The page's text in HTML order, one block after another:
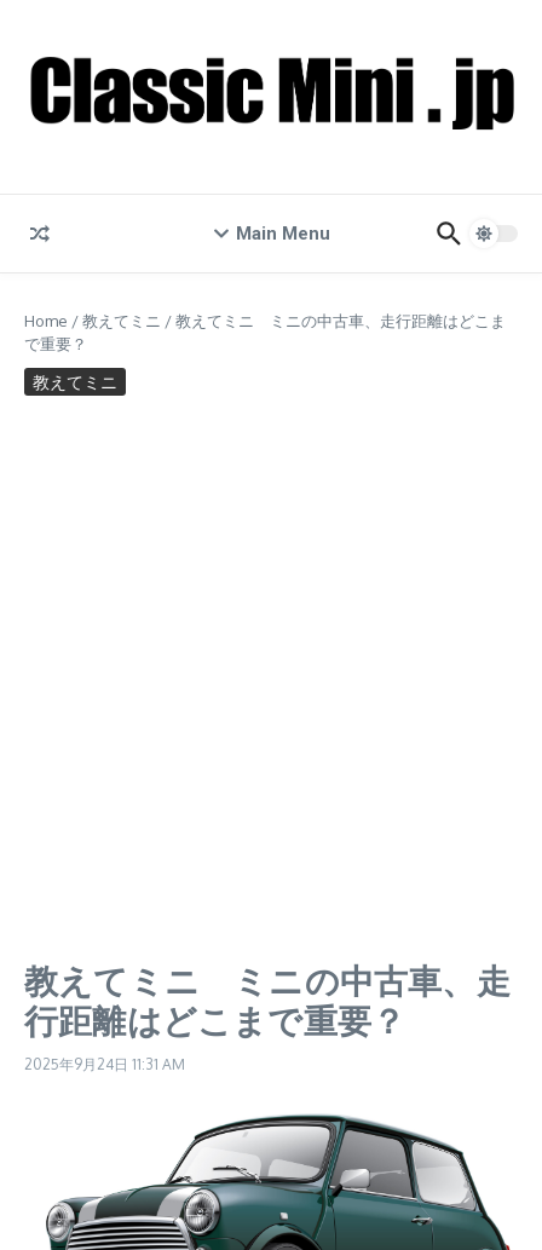
Main Menu
Home /教えてミニ /教えてミニ ミニの中古車、走行距離はどこま
で重要？
教えてミニ
教えてミニ ミニの中古車、走
行距離はどこまで重要？
2025年9月24日 11:31 AM